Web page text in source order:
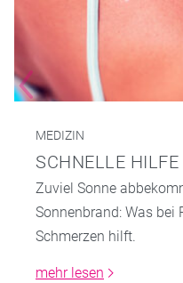
MEDIZIN
SCHNELLE
Zuviel Sonne
Sonnenbrand: Was bei
Schmerzen hilft.
mehr lesen